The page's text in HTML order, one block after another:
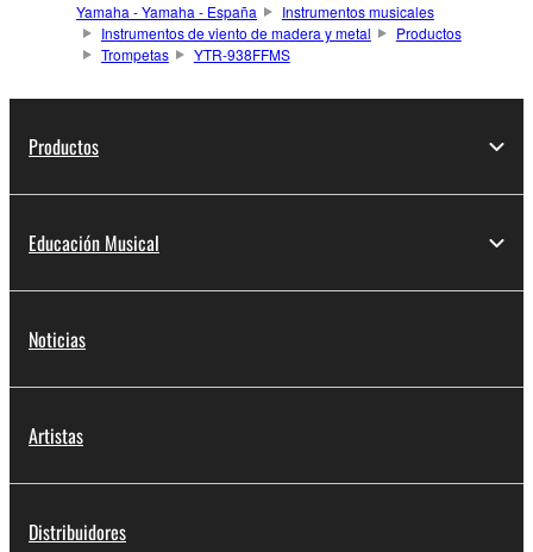
Yamaha - Yamaha - España
Instrumentos musicales
Instrumentos de viento de madera y metal
Productos
Trompetas
YTR-938FFMS
Productos
Educación Musical
Noticias
Artistas
Distribuidores